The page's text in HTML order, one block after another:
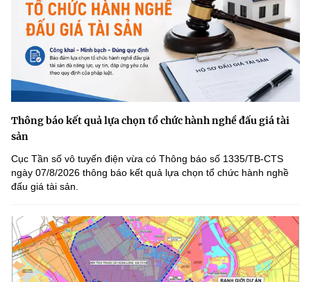
Thông báo kết quả lựa chọn tổ chức hành nghề đấu giá tài
sản
Cục Tần số vô tuyến điện vừa có Thông báo số 1335/TB-CTS
ngày 07/8/2026 thông báo kết quả lựa chọn tổ chức hành nghề
đấu giá tài sản.